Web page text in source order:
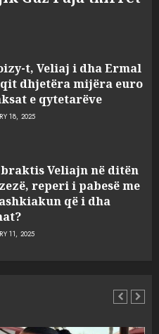
t, Veliaj i dha Ermal
dhjetëra mijëra euro
e qytetarëve
18, 2025
Veliajn në ditën
reperi i pabesë me
që i dha
11, 2025
“One Albania”,
u fsheh. A u vodhën
2025
2025